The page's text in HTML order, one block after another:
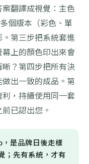
翻譯成視覺：主色
個版本（彩色、單
第三步把系統套進
上的顏色印出來會
？第四步把所有決
出一致的成品。第
，持續使用同一套
已認出您。
是品牌日後走樣
；先有系統，才有